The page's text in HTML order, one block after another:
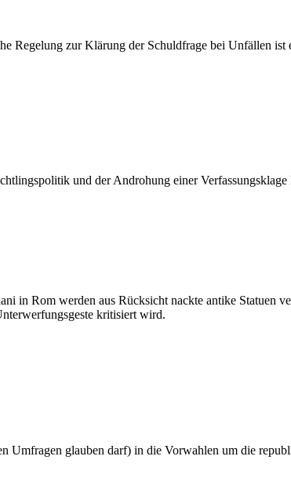
Regelung zur Klärung der Schuldfrage bei Unfällen ist
und der Androhung einer
in Rom werden aus Rücksicht nackte antike Statuen
kritisiert wird.
Umfragen glauben darf) in die Vorwahlen um die